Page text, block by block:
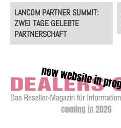
Post
navigation
LANCOM PARTNER SUMMIT:
ZWEI TAGE GELEBTE
PARTNERSCHAFT